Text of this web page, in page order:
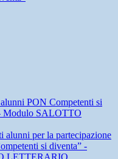
PON Competenti si
Modulo SALOTTO
alunni per la partecipazione
si diventa” -